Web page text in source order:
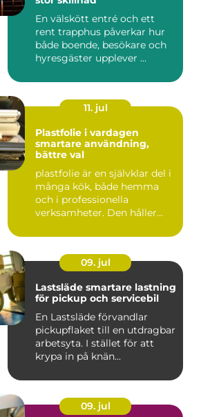
En välskött entré och ett
rent trapphus påverkar hur
både boende, besökare och
hyresgäster upplever ...
11. jul
Plastfolie i vardagen
smartare användning,
bättre val
plastfolie är en självklar del i
många kök, både hemma
och i professionella
verksamheter. Den håller...
09. jul
Lastsläde smartare lastning
för pickup och servicebil
En Lastsläde förvandlar
pickupflaket till en utdragbar
arbetsyta. I stället för att
krypa in på knän...
09. jul